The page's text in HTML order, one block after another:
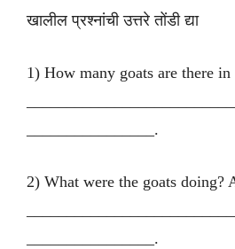
खालील प्रश्नांची उत्तरे तोंडी द्या
1) How many goats are there
________________.
2) What were the goats doing?
________________.